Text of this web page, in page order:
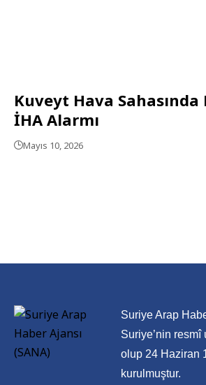
Kuveyt Hava Sahasında
İHA Alarmı
Mayıs 10, 2026
Suriye Arap
Suriye’nin resmî
olup 24 Haziran
kurulmuştur.